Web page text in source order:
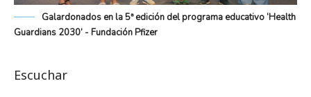
Galardonados en la 5ª edición del programa educativo ‘Health
Guardians 2030’ - Fundación Pfizer
Escuchar